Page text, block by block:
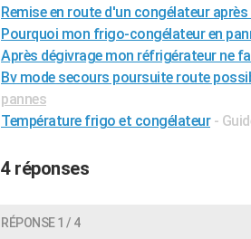
Remise en route d'un congélateur
Pourquoi mon frigo-congélateur en
Après dégivrage mon réfrigérateur ne
Bv mode secours poursuite route
pannes
Température frigo et congélateur -
4 réponses
RÉPONSE 1 / 4